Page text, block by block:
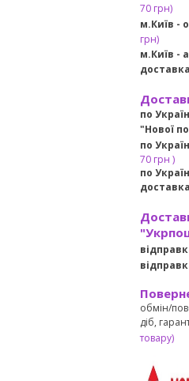
70 грн)
м.Київ -
грн)
м.Київ -
доставка
по
"Нової
по
70 грн )
по
доставка
обмін/
діб,
товару)